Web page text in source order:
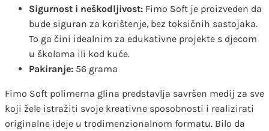
Sigurnost i neškodljivost: Fimo Soft je proizveden da
bude siguran za korištenje, bez toksičnih sastojaka.
To ga čini idealnim za edukativne projekte s djecom
u školama ili kod kuće.
Pakiranje: 56 grama
Fimo Soft polimerna glina predstavlja savršen medij za sve
koji žele istražiti svoje kreativne sposobnosti i realizirati
originalne ideje u trodimenzionalnom formatu. Bilo da